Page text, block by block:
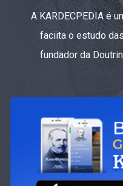
A KARDECPEDIA é
faciita o estudo
fundador da